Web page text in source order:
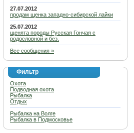
27.07.2012
продам щенка западно-сибирской лайки
25.07.2012
щенята породы Русская Гончая с
родословной и без.
Все сообщения »
Фильтр
Охота
Подводная охота
Рыбалка
Отдых
Рыбалка на Волге
Рыбалка в Подмосковье